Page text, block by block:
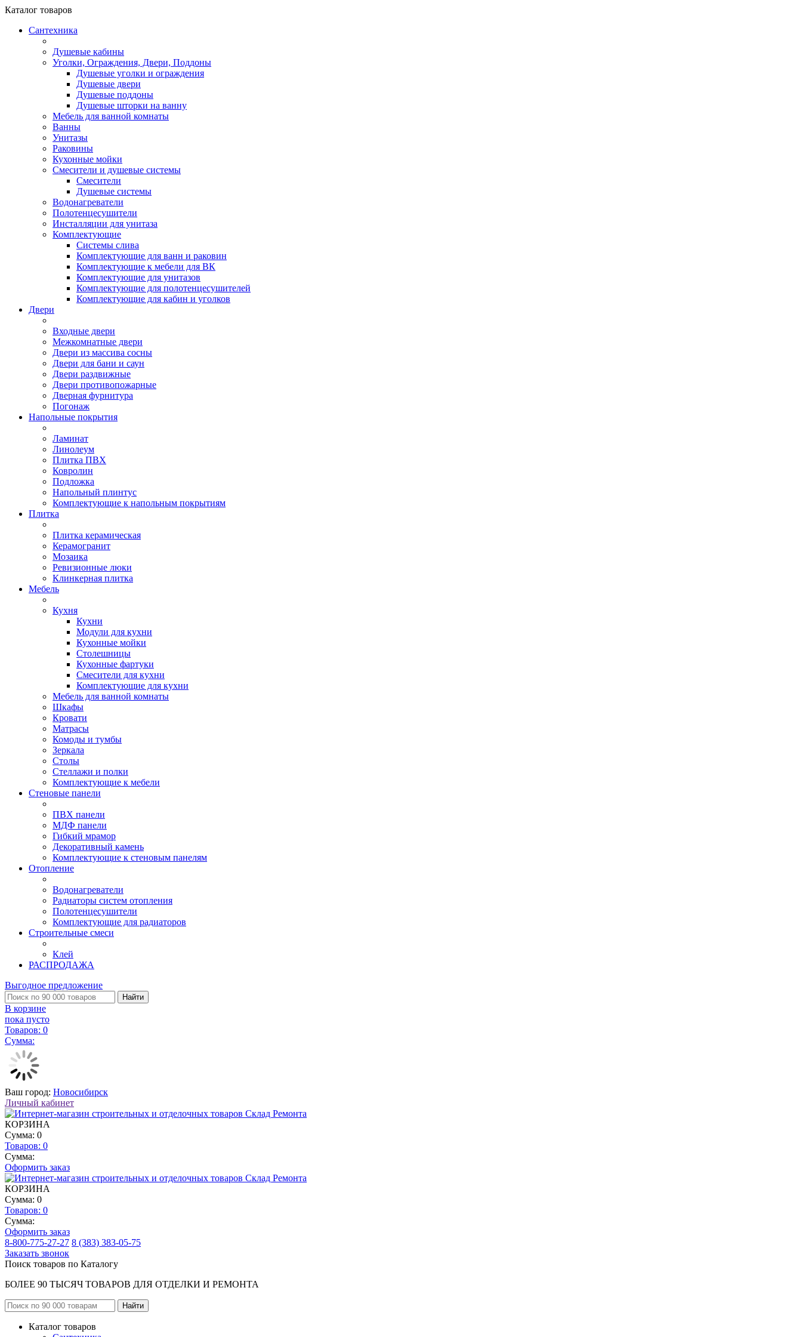
Каталог товаров
Сантехника
Душевые кабины
Уголки, Ограждения, Двери, Поддоны
Душевые уголки и ограждения
Душевые двери
Душевые поддоны
Душевые шторки на ванну
Мебель для ванной комнаты
Ванны
Унитазы
Раковины
Кухонные мойки
Смесители и душевые системы
Смесители
Душевые системы
Водонагреватели
Полотенцесушители
Инсталляции для унитаза
Комплектующие
Системы слива
Комплектующие для ванн и раковин
Комплектующие к мебели для ВК
Комплектующие для унитазов
Комплектующие для полотенцесушителей
Комплектующие для кабин и уголков
Двери
Входные двери
Межкомнатные двери
Двери из массива сосны
Двери для бани и саун
Двери раздвижные
Двери противопожарные
Дверная фурнитура
Погонаж
Напольные покрытия
Ламинат
Линолеум
Плитка ПВХ
Ковролин
Подложка
Напольный плинтус
Комплектующие к напольным покрытиям
Плитка
Плитка керамическая
Керамогранит
Мозаика
Ревизионные люки
Клинкерная плитка
Мебель
Кухня
Кухни
Модули для кухни
Кухонные мойки
Столешницы
Кухонные фартуки
Смесители для кухни
Комплектующие для кухни
Мебель для ванной комнаты
Шкафы
Кровати
Матрасы
Комоды и тумбы
Зеркала
Столы
Стеллажи и полки
Комплектующие к мебели
Стеновые панели
ПВХ панели
МДФ панели
Гибкий мрамор
Декоративный камень
Комплектующие к стеновым панелям
Отопление
Водонагреватели
Радиаторы систем отопления
Полотенцесушители
Комплектующие для радиаторов
Строительные смеси
Клей
РАСПРОДАЖА
Выгодное предложение
Найти
В корзине
пока пусто
Товаров: 0
Сумма:
Ваш город: Новосибирск
Личный кабинет
КОРЗИНА
Сумма: 0
Товаров: 0
Сумма:
Оформить заказ
КОРЗИНА
Сумма: 0
Товаров: 0
Сумма:
Оформить заказ
8-800-775-27-27 8 (383) 383-05-75
Заказать звонок
Поиск товаров по Каталогу
БОЛЕЕ 90 ТЫСЯЧ ТОВАРОВ ДЛЯ ОТДЕЛКИ И РЕМОНТА
Каталог товаров